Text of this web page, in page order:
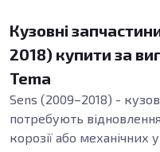
Кузовні
2018) купити за
Tema
Sens (2009–2018) -
потребують
корозії або механічних